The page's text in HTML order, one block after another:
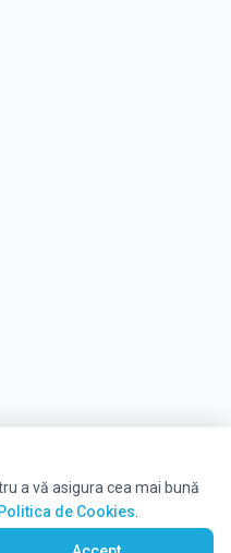
a vă asigura cea mai bună
Politica de Cookies